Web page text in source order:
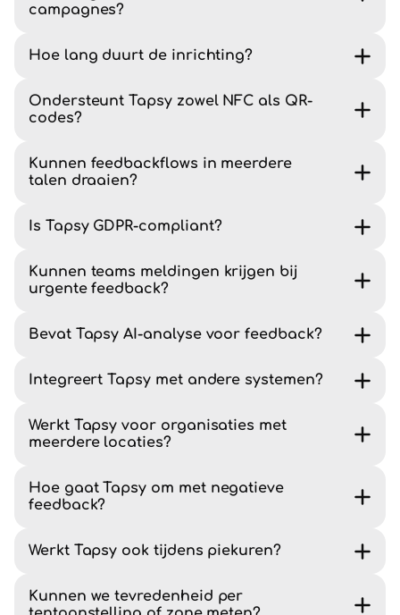
campagnes?
Hoe lang duurt de inrichting?
Ondersteunt Tapsy zowel NFC als QR-
codes?
Kunnen feedbackflows in meerdere
talen draaien?
Is Tapsy GDPR-compliant?
Kunnen teams meldingen krijgen bij
urgente feedback?
Bevat Tapsy AI-analyse voor feedback?
Integreert Tapsy met andere systemen?
Werkt Tapsy voor organisaties met
meerdere locaties?
Hoe gaat Tapsy om met negatieve
feedback?
Werkt Tapsy ook tijdens piekuren?
Kunnen we tevredenheid per